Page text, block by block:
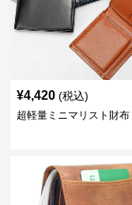
¥4,420 (税込)
超軽量ミニマリスト財布